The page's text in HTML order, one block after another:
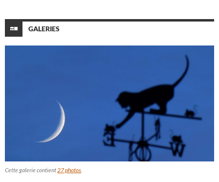
GALERIES
Cette galerie contient27 photos.